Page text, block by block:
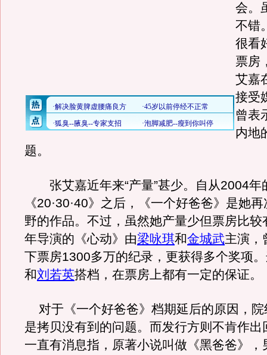
会。
不错
很看
票房
艾嘉
接受
曾表
内地
题。
张艾嘉近年来“产量”甚少。自从2004年
《20·30·40》之后，《一个好爸爸》是她
野的作品。不过，虽然她产量少但票房比
年导演的《心动》由梁咏琪和金城武主演，
下票房1300多万的纪录，更获得多个奖项
和刘若英搭档，在票房上都有一定的保证。
对于《一个好爸爸》档期延后的原因，院
是拷贝没有到的问题。而发行方则不肯作出
一直有消息指，原著小说叫做《黑爸爸》，